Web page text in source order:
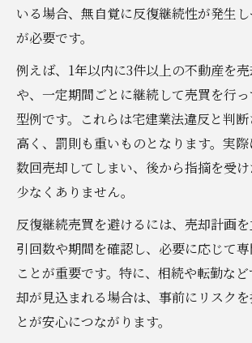
いる場合、無自覚に反復継続性が発生
が必要です。
例えば、1年以内に3件以上の不動産を
や、一定期間ごとに継続して売買を行
型例です。これらは宅建業法違反と判
高く、罰則も重いものとなります。実
数回売却してしまい、後から指摘を受
少なくありません。
反復継続売買を避けるには、売却計画
引回数や期間を確認し、必要に応じて
ことが重要です。特に、相続や転勤な
却が見込まれる場合は、事前にリスク
とが安心につながります。